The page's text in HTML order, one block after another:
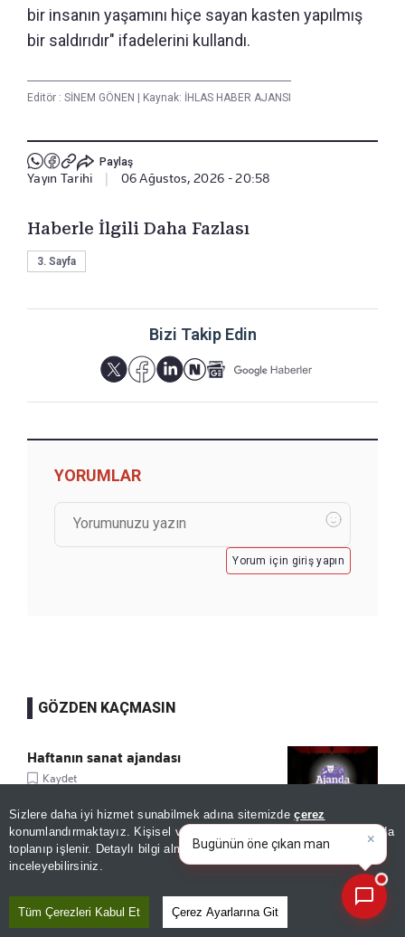
Sizlere daha iyi hizmet sunabilmek adına sitemizdeçerez
konumlandırmaktayız. Kişisel verileriniz, KVKK ve GDPR kapsamında
toplanıp işlenir. Detaylı bilgi almak içinAydınlatma Metnimizi
inceleyebilirsiniz.
Tüm Çerezleri Kabul Et Çerez Ayarlarına Git
bir insanın yaşamını hiçe sayan kasten yapılmış
bir saldırıdır" ifadelerini kullandı.
Editör : SİNEM GÖNEN Kaynak: İHLAS HABER AJANSI
Paylaş
Yayın Tarihi 06 Ağustos, 2026 - 20:58
Haberle İlgili Daha Fazlası
3. Sayfa
Bizi Takip Edin
YORUMLAR
Yorum için giriş yapın
GÖZDEN KAÇMASIN
Haftanın sanat ajandası
Kaydet
Sturm Graz'dan Fenerbahçe itirafı:
"Mümkün değil"
×
Bugünün öne çıkan manşetleri
ve gelişmeleri neler?|